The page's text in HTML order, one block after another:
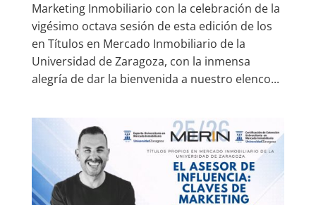
Marketing Inmobiliario con la celebración de la
vigésimo octava sesión de esta edición de los
en Títulos en Mercado Inmobiliario de la
Universidad de Zaragoza, con la inmensa
alegría de dar la bienvenida a nuestro elenco...